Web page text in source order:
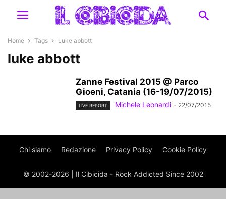
Home Tags Luke abbott
luke abbott
Zanne Festival 2015 @ Parco
Gioeni, Catania (16-19/07/2015)
LIVE REPORT Michele Leonardi - 22/07/2015
Chi siamo Redazione Privacy Policy Cookie Policy
© 2002-2026 | Il Cibicida - Rock Addicted Since 2002